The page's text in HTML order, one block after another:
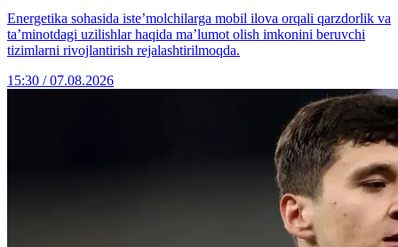
Energetika sohasida iste’molchilarga mobil ilova orqali qarzdorlik va
ta’minotdagi uzilishlar haqida ma’lumot olish imkonini beruvchi
tizimlarni rivojlantirish rejalashtirilmoqda.
15:30 / 07.08.2026